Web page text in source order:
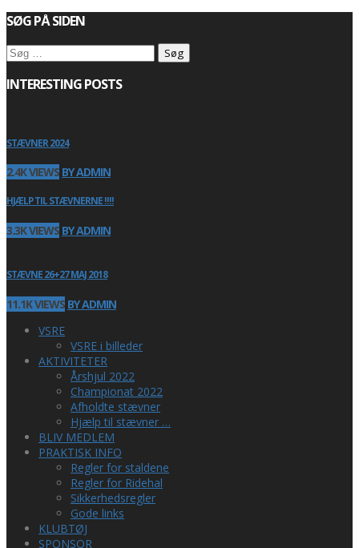
SØG PÅ SIDEN
Søg
efter:
INTERESTING POSTS
STÆVNER 2024
2.4K VIEWS BY ADMIN
HJÆLP TIL STÆVNERNE !!!!
3.3K VIEWS BY ADMIN
STÆVNE 26+27 MAJ 2018
11.1K VIEWS BY ADMIN
VSRE
VSRE i billeder
AKTIVITETER
Årshjul 2022
Championat 2022
Afholdte stævner
Hjælp til stævner …
BLIV MEDLEM
PRAKTISK INFO
Regler for staldene
Regler for Ridehal
Sikkerhedsregler
Gode links
KLUBTØJ
SPONSOR